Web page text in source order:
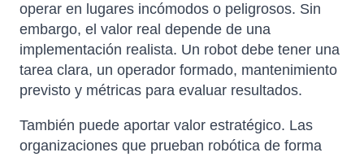
operar en lugares incómodos o peligrosos. Sin
embargo, el valor real depende de una
implementación realista. Un robot debe tener una
tarea clara, un operador formado, mantenimiento
previsto y métricas para evaluar resultados.
También puede aportar valor estratégico. Las
organizaciones que prueban robótica de forma